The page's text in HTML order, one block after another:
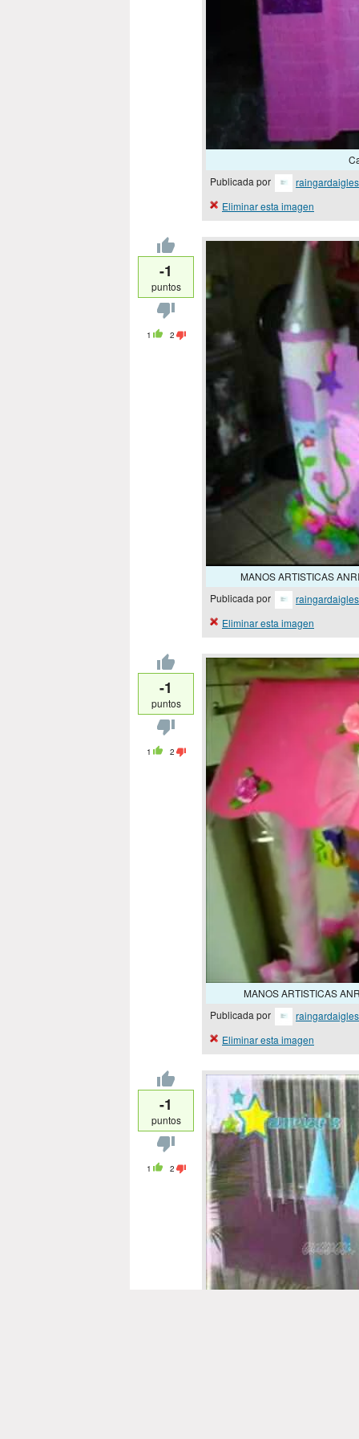
Publicada por
Eliminar esta imagen
-1
puntos
1 2
MANOS ARTISTICAS
Publicada por
Eliminar esta imagen
-1
puntos
1 2
MANOS ARTISTICAS
Publicada por
Eliminar esta imagen
-1
puntos
1 2